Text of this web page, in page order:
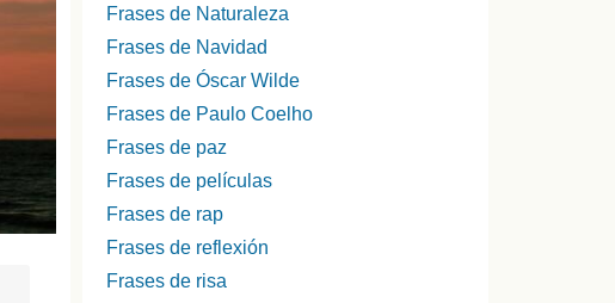
Frases de Naturaleza
Frases de Navidad
Frases de Óscar Wilde
Frases de Paulo Coelho
Frases de paz
Frases de películas
Frases de rap
Frases de reflexión
Frases de risa